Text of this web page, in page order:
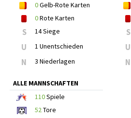
0Gelb-Rote Karten
0Rote Karten
S 14 Siege
U 1 Unentschieden
N 3 Niederlagen
S
U
N
ALLE MANNSCHAFTEN
110Spiele
52Tore